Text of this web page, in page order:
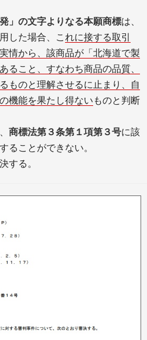
発」の文字よりなる本願商標は、
した場合、こ れに接する取引
情から、該商品が「北海道で製
ること、すなわち商品の品質、
ものと理解させるに止まり、自
機能を果たし得ない ものと判断
商標法第３条第１項第３号に該
ることができない。
する。